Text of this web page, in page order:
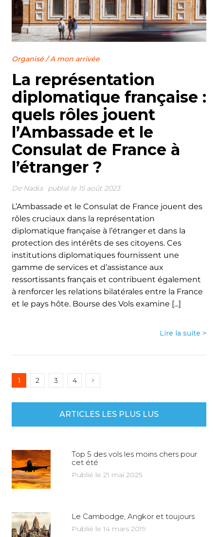
Organisé /A mon arrivée
La représentation
diplomatique française :
quels rôles jouent
l’Ambassade et le
Consulat de France à
l’étranger ?
De Nadia publié le 15 août 2023
L’Ambassade et le Consulat de France jouent des
rôles cruciaux dans la représentation
diplomatique française à l’étranger et dans la
protection des intérêts de ses citoyens. Ces
institutions diplomatiques fournissent une
gamme de services et d’assistance aux
ressortissants français et contribuent également
à renforcer les relations bilatérales entre la France
et le pays hôte. Bourse des Vols examine [...]
Lire la suite >
1 2 3 4
ARTICLES LES PLUS LUS
Top 5 des vols les moins chers pour
cet été
Publié le 21 mai 2025
Le Cambodge, Angkor et toujours
Publié le 14 mars 2019